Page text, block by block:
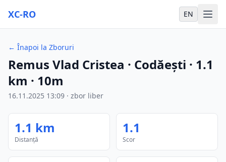
XC-RO EN
← Înapoi la Zboruri
Remus Vlad Cristea · Codăești · 1.1
km · 10m
16.11.2025 13:09 · zbor liber
1.1 km
Distanță
1.1
Scor